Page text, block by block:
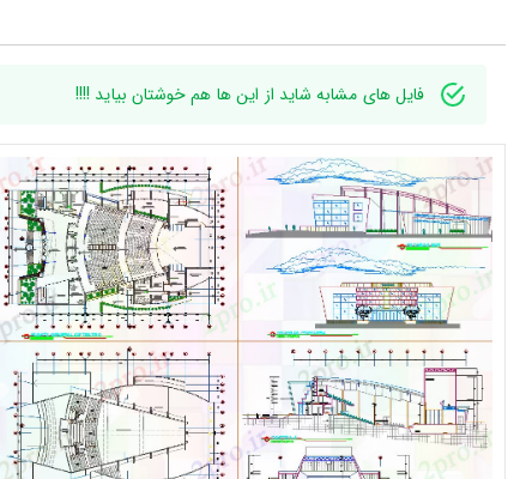
فایل های مشابه شاید از این ها هم خوشتان بیاید !!!!